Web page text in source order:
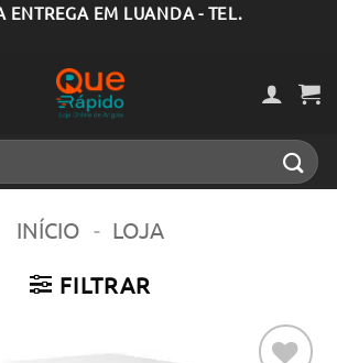
ENTREGA EM LUANDA - TEL.
INÍCIO - LOJA
FILTRAR